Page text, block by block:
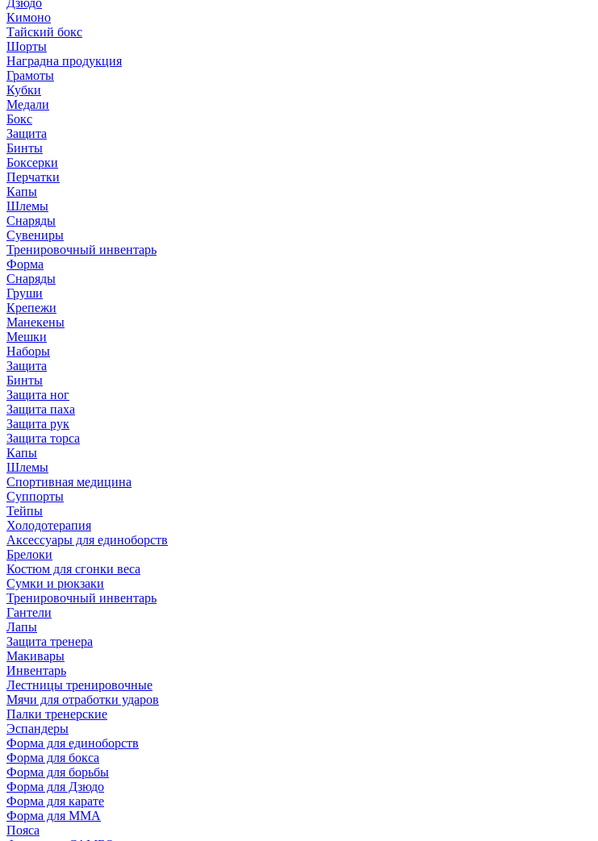
Дзюдо
Кимоно
Тайский бокс
Шорты
Наградна продукция
Грамоты
Кубки
Медали
Бокс
Защита
Бинты
Боксерки
Перчатки
Капы
Шлемы
Снаряды
Сувениры
Тренировочный инвентарь
Форма
Снаряды
Груши
Крепежи
Манекены
Мешки
Наборы
Защита
Бинты
Защита ног
Защита паха
Защита рук
Защита торса
Капы
Шлемы
Спортивная медицина
Суппорты
Тейпы
Холодотерапия
Аксессуары для единоборств
Брелоки
Костюм для сгонки веса
Сумки и рюкзаки
Тренировочный инвентарь
Гантели
Лапы
Защита тренера
Макивары
Инвентарь
Лестницы тренировочные
Мячи для отработки ударов
Палки тренерские
Эспандеры
Форма для единоборств
Форма для бокса
Форма для борьбы
Форма для Дзюдо
Форма для карате
Форма для MMA
Пояса